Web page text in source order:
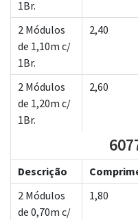
1Br.
2 Módulos
de 1,10m c/
1Br.
2,40
2 Módulos
de 1,20m c/
1Br.
2,60
Descrição
2 Módulos
de 0,70m c/
1,80